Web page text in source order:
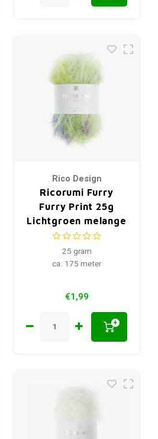
Rico Design
Ricorumi Furry
Furry Print 25g
Lichtgroen melange
002
25 gram
ca. 175 meter
€1,99
+